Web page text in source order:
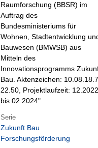
Raumforschung (BBSR) im
Auftrag des
Bundesministeriums für
Wohnen, Stadtentwicklung
Bauwesen (BMWSB) aus
Mitteln des
Innovationsprogramms
Bau. Aktenzeichen:
22.50, Projektlaufzeit: 12.2022
bis 02.2024"
Serie
Zukunft Bau
Forschungsförderung